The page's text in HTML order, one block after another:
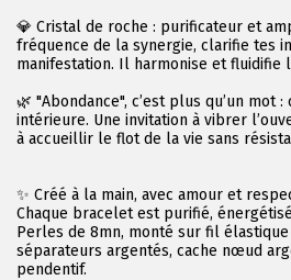
💎 Cristal de roche : purificateur et
fréquence de la synergie, clarifie tes
manifestation. Il harmonise et fluidifie
🌿 "Abondance", c’est plus qu’un mot
intérieure. Une invitation à vibrer
à accueillir le flot de la vie sans
✨ Créé à la main, avec amour et
Chaque bracelet est purifié,
Perles de 8mn, monté sur fil
séparateurs argentés, cache nœud
pendentif.